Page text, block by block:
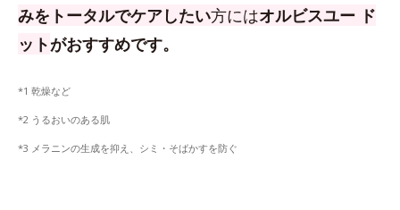
みをトータルでケアしたい方にはオルビスユー ド
ットがおすすめです。
*1 乾燥など
*2 うるおいのある肌
*3 メラニンの生成を抑え、シミ・そばかすを防ぐ